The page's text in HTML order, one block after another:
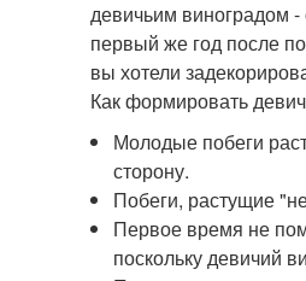
девичьим виноградом -
первый же год после
вы хотели
Как формировать
Молодые побеги
сторону.
Побеги, растущие
Первое время не
поскольку девичий